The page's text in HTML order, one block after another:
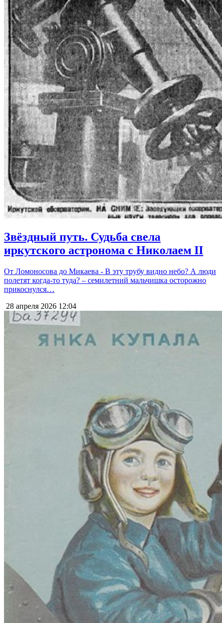
Звёздный путь. Судьба свела
иркутского астронома с Николаем II
От Ломоносова до Микаева - В эту трубу видно небо? А люди
полетят когда-то туда? – семилетний мальчишка осторожно
прикоснулся…
28 апреля 2026 12:04